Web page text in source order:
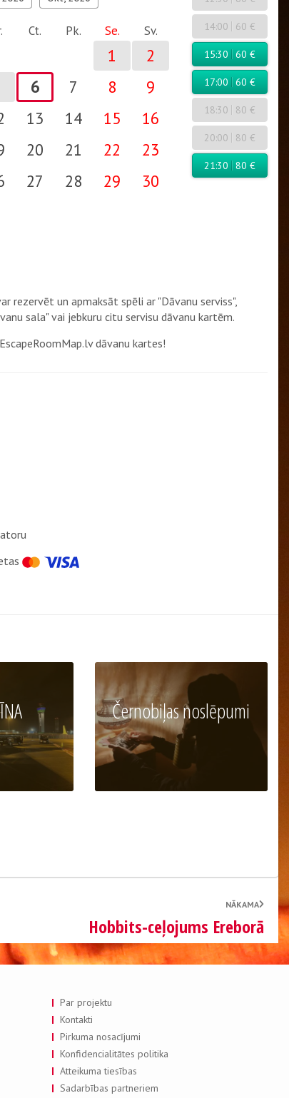
Ct. Pk. Se. Sv.
1
2
6 7 8
9
13 14 15
16
20 21 22
23
27 28 29
30
14:00 60 €
15:30 60 €
17:00 60 €
18:30 80 €
20:00 80 €
21:30 80 €
rezervēt un apmaksāt spēli ar "Dāvanu serviss",
sala" vai jebkuru citu servisu dāvanu kartēm.
dāvanu kartes!
Černobiļas noslēpumi
NĀKAMA
Hobbits-ceļojums Ereborā
Par projektu
Kontakti
Pirkuma nosacījumi
Konfidencialitātes politika
Atteikuma tiesības
Sadarbības partneriem